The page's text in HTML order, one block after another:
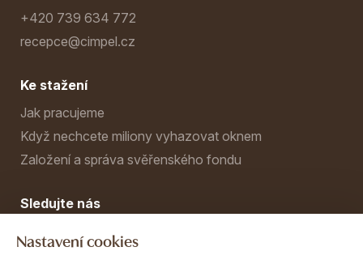
Nastavení cookies
+420 739 634 772
recepce@cimpel.cz
Ke stažení
Jak pracujeme
Když nechcete miliony vyhazovat oknem
Založení a správa svěřenského fondu
Sledujte nás